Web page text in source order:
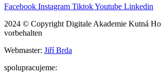
Facebook Instagram TiktokYoutube Linkedin
2024 © Copyright Digitale Akademie Kutná
vorbehalten
Webmaster: Jiří Brda
spolupracujeme: